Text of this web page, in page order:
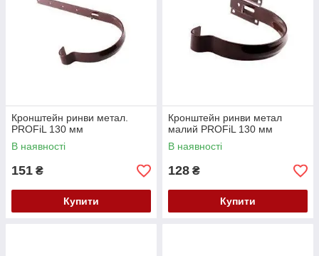
Кронштейн ринви метал.
PROFiL 130 мм
В наявності
151 ₴
Купити
Кронштейн ринви метал
малий PROFiL 130 мм
В наявності
128 ₴
Купити